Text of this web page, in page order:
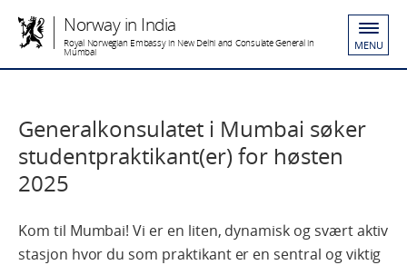
Norway in India
Royal Norwegian Embassy in New Delhi and Consulate General in
Mumbai MENU
Generalkonsulatet i Mumbai søker
studentpraktikant(er) for høsten
2025
Kom til Mumbai! Vi er en liten, dynamisk og svært aktiv
stasjon hvor du som praktikant er en sentral og viktig